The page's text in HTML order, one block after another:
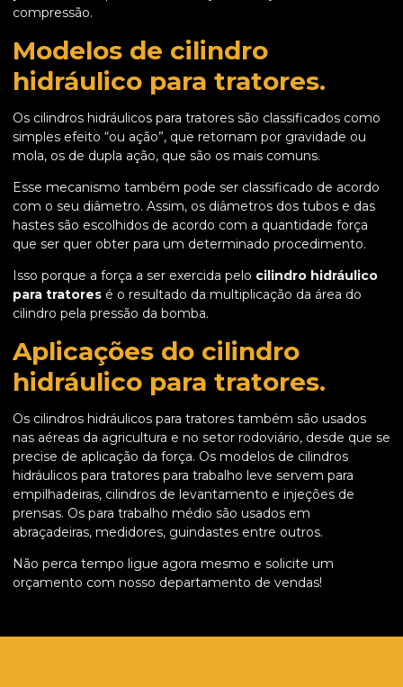
compressão.
Modelos de cilindro
hidráulico para tratores.
Os cilindros hidráulicos para tratores são classificados como
simples efeito “ou ação”, que retornam por gravidade ou
mola, os de dupla ação, que são os mais comuns.
Esse mecanismo também pode ser classificado de acordo
com o seu diâmetro. Assim, os diâmetros dos tubos e das
hastes são escolhidos de acordo com a quantidade força
que ser quer obter para um determinado procedimento.
Isso porque a força a ser exercida pelo cilindro hidráulico
para tratores é o resultado da multiplicação da área do
cilindro pela pressão da bomba.
Aplicações do cilindro
hidráulico para tratores.
Os cilindros hidráulicos para tratores também são usados
nas aéreas da agricultura e no setor rodoviário, desde que se
precise de aplicação da força. Os modelos de cilindros
hidráulicos para tratores para trabalho leve servem para
empilhadeiras, cilindros de levantamento e injeções de
prensas. Os para trabalho médio são usados em
abraçadeiras, medidores, guindastes entre outros.
Não perca tempo ligue agora mesmo e solicite um
orçamento com nosso departamento de vendas!